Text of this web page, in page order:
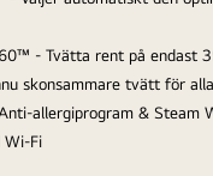
- Tvätta rent på endast
skonsammare tvätt för
allergiprogram & Steam
Wi-Fi